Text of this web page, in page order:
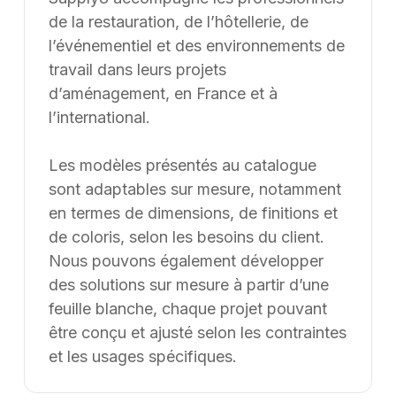
de la restauration, de l’hôtellerie, de
l’événementiel et des environnements de
travail dans leurs projets
d’aménagement, en France et à
l’international.
Les modèles présentés au catalogue
sont adaptables sur mesure, notamment
en termes de dimensions, de finitions et
de coloris, selon les besoins du client.
Nous pouvons également développer
des solutions sur mesure à partir d’une
feuille blanche, chaque projet pouvant
être conçu et ajusté selon les contraintes
et les usages spécifiques.